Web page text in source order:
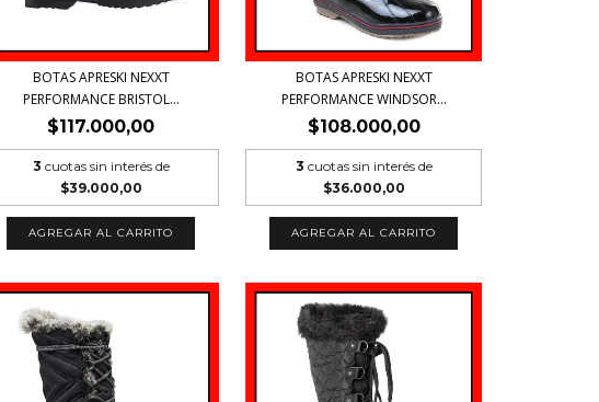
BOTAS APRESKI NEXXT
PERFORMANCE BRISTOL...
$117.000,00
3 cuotas sin interés de
$39.000,00
AGREGAR AL CARRITO
BOTAS APRESKI NEXXT
PERFORMANCE WINDSOR...
$108.000,00
3 cuotas sin interés de
$36.000,00
AGREGAR AL CARRITO